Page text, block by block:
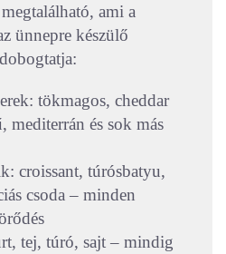
ami a
ünnepre készülő
tökmagos, cheddar
mediterrán és sok más
croissant, túrósbatyu,
csoda – minden
tej, túró, sajt – mindig